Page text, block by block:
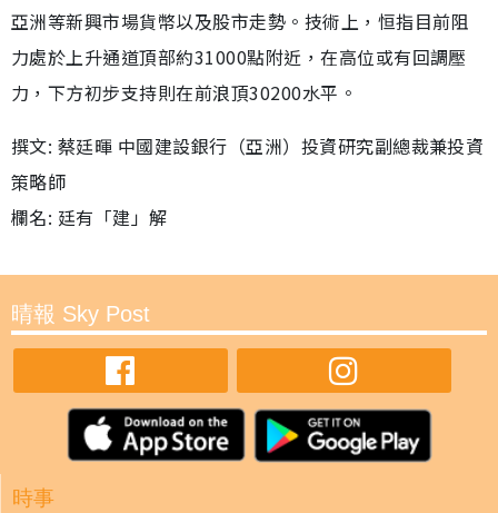
亞洲等新興市場貨幣以及股市走勢。技術上，恒指目前阻
力處於上升通道頂部約31000點附近，在高位或有回調壓
力，下方初步支持則在前浪頂30200水平。
撰文: 蔡廷暉 中國建設銀行（亞洲）投資研究副總裁兼投資
策略師
欄名: 廷有「建」解
晴報 Sky Post
時事